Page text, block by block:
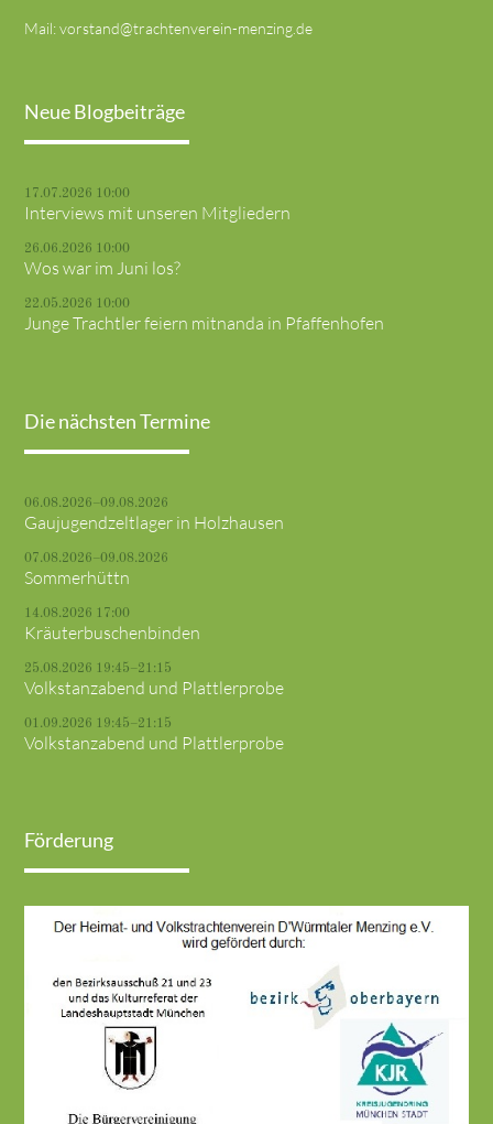
Mail:vorstand@trachtenverein-menzing.de
Neue Blogbeiträge
17.07.2026 10:00
Interviews mit unseren Mitgliedern
26.06.2026 10:00
Wos war im Juni los?
22.05.2026 10:00
Junge Trachtler feiern mitnanda in Pfaffenhofen
Die nächsten Termine
06.08.2026–09.08.2026
Gaujugendzeltlager in Holzhausen
07.08.2026–09.08.2026
Sommerhüttn
14.08.2026 17:00
Kräuterbuschenbinden
25.08.2026 19:45–21:15
Volkstanzabend und Plattlerprobe
01.09.2026 19:45–21:15
Volkstanzabend und Plattlerprobe
Förderung